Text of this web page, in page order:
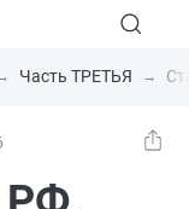
Часть ТРЕТЬЯ